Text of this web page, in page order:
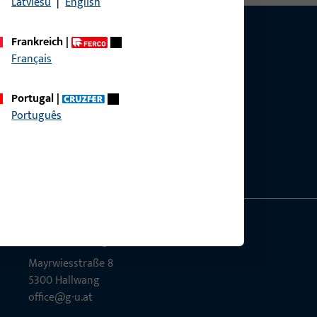
Frankreich|
Français
Portugal|
Português
Mayrwies­straße 8
5300 Hall­wang
office@g-u.at